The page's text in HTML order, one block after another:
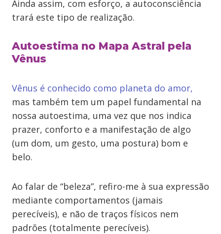
Ainda assim, com esforço, a autoconsciência
trará este tipo de realização.
Autoestima no Mapa Astral pela
Vênus
Vênus é conhecido como planeta do amor,
mas também tem um papel fundamental na
nossa autoestima, uma vez que nos indica
prazer, conforto e a manifestação de algo
(um dom, um gesto, uma postura) bom e
belo.
Ao falar de “beleza”, refiro-me à sua expressão
mediante comportamentos (jamais
perecíveis), e não de traços físicos nem
padrões (totalmente perecíveis).